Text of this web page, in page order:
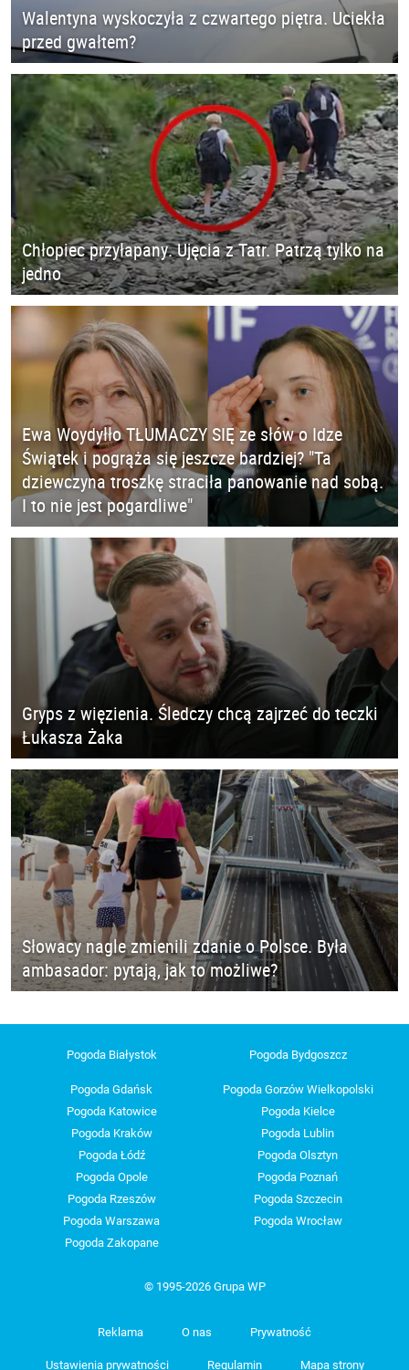
Walentyna wyskoczyła z czwartego piętra. Uciekła
przed gwałtem?
Chłopiec przyłapany. Ujęcia z Tatr. Patrzą tylko na
jedno
Ewa Woydyłło TŁUMACZY SIĘ ze słów o Idze
Świątek i pogrąża się jeszcze bardziej? "Ta
dziewczyna troszkę straciła panowanie nad sobą.
I to nie jest pogardliwe"
Gryps z więzienia. Śledczy chcą zajrzeć do teczki
Łukasza Żaka
Słowacy nagle zmienili zdanie o Polsce. Była
ambasador: pytają, jak to możliwe?
Pogoda Białystok Pogoda Bydgoszcz
Pogoda Gdańsk
Pogoda Gorzów Wielkopolski
Pogoda Katowice
Pogoda Kielce
Pogoda Kraków
Pogoda Lublin
Pogoda Łódź
Pogoda Olsztyn
Pogoda Opole
Pogoda Poznań
Pogoda Rzeszów
Pogoda Szczecin
Pogoda Warszawa
Pogoda Wrocław
Pogoda Zakopane
© 1995-2026 Grupa WP
Reklama O nas Prywatność
Ustawienia prywatności Regulamin Mapa strony